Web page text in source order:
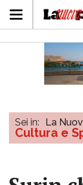
Sei in: La
Cultura e